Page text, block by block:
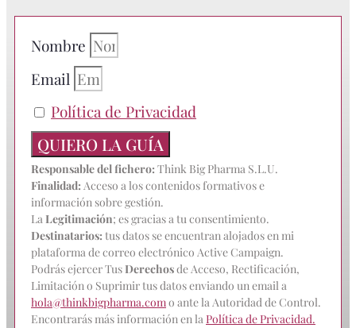
Nombre
Email
Política de Privacidad
QUIERO LA GUÍA
Responsable del fichero: Think Big Pharma S.L.U.
Finalidad: Acceso a los contenidos formativos e
información sobre gestión.
La Legitimación; es gracias a tu consentimiento.
Destinatarios: tus datos se encuentran alojados en mi
plataforma de correo electrónico Active Campaign.
Podrás ejercer Tus Derechosde Acceso, Rectificación,
Limitación o Suprimir tus datos enviando un email a
hola@thinkbigpharma.como ante la Autoridad de Control.
Encontrarás más información en laPolítica de Privacidad.